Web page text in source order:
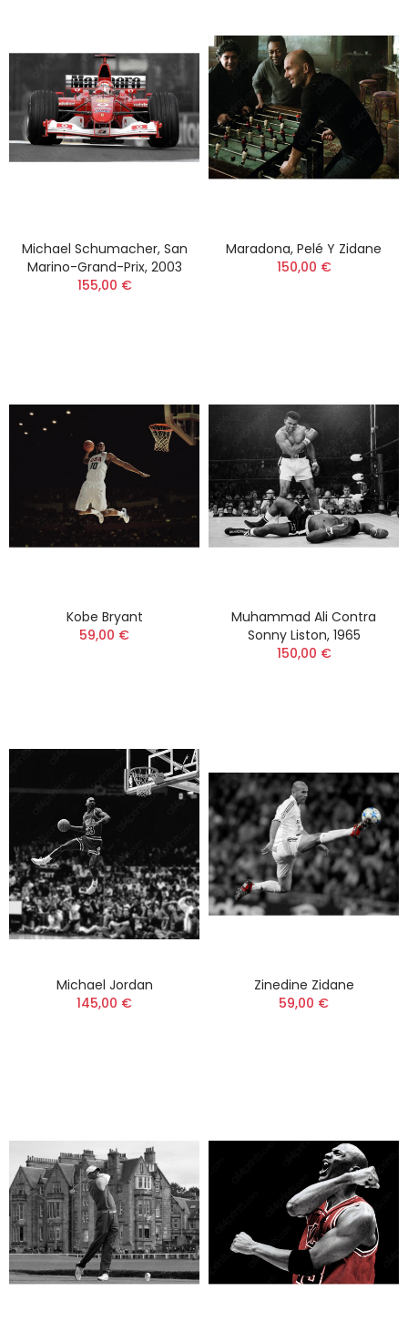
Michael Schumacher, San
Marino-Grand-Prix, 2003
155,00 €
Maradona, Pelé Y Zidane
150,00 €
Kobe Bryant
59,00 €
Muhammad Ali Contra
Sonny Liston, 1965
150,00 €
Michael Jordan
145,00 €
Zinedine Zidane
59,00 €